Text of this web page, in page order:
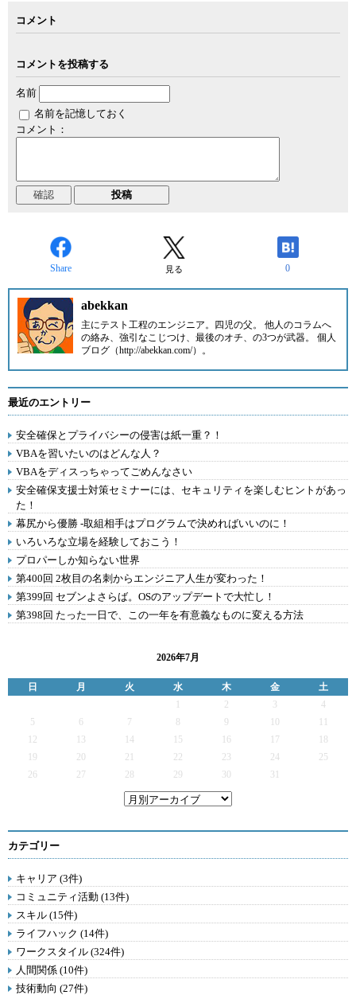
コメント
コメントを投稿する
名前
名前を記憶しておく
コメント：
Share 見る 0
abekkan
主にテスト工程のエンジニア。四児の父。 他人のコラムへ
の絡み、強引なこじつけ、最後のオチ、の3つが武器。 個人
ブログ（http://abekkan.com/）。
最近のエントリー
安全確保とプライバシーの侵害は紙一重？！
VBAを習いたいのはどんな人？
VBAをディスっちゃってごめんなさい
安全確保支援士対策セミナーには、セキュリティを楽しむヒントがあっ
た！
幕尻から優勝 -取組相手はプログラムで決めればいいのに！
いろいろな立場を経験しておこう！
プロパーしか知らない世界
第400回 2枚目の名刺からエンジニア人生が変わった！
第399回 セブンよさらば。OSのアップデートで大忙し！
第398回 たった一日で、この一年を有意義なものに変える方法
2026年7月
日 月 火 水 木 金
土
2 3
4
5
6 7 9
12
13 14 15 16 17
19
20 21 22 23 24
25
26
27 28 29 30 31
カテゴリー
キャリア (3件)
コミュニティ活動 (13件)
スキル (15件)
ライフハック (14件)
ワークスタイル (324件)
人間関係 (10件)
技術動向 (27件)